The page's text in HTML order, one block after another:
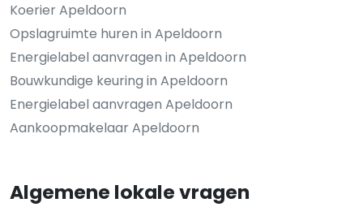
Koerier Apeldoorn
Opslagruimte huren in Apeldoorn
Energielabel aanvragen in Apeldoorn
Bouwkundige keuring in Apeldoorn
Energielabel aanvragen Apeldoorn
Aankoopmakelaar Apeldoorn
Algemene lokale vragen